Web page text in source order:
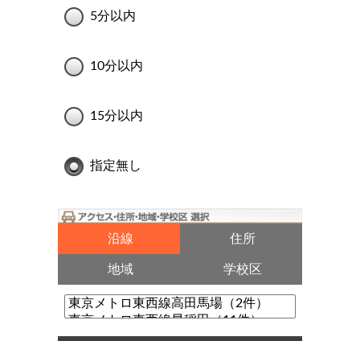
5分以内
10分以内
15分以内
指定無し
沿線 住所
地域 学校区